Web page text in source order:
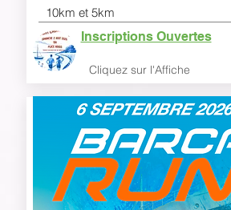
10km et 5km
Inscriptions Ouvertes
Cliquez sur l'Affiche